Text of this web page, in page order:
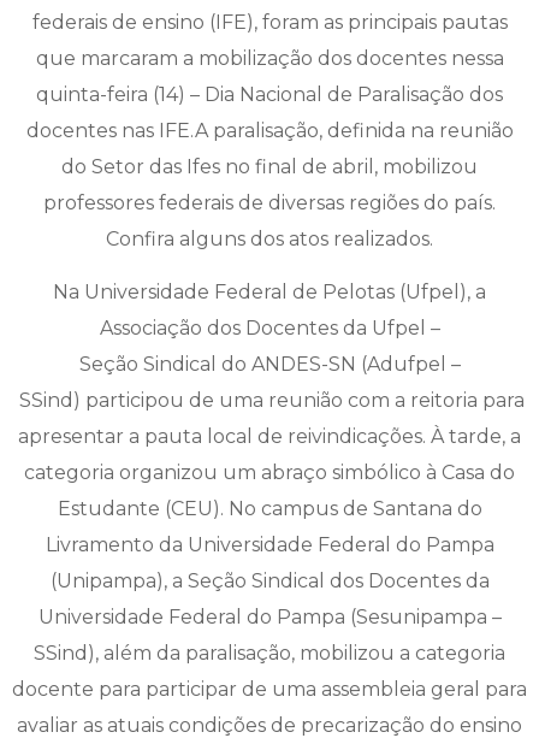
federais de ensino (IFE), foram as principais pautas
que marcaram a mobilização dos docentes nessa
quinta-feira (14) – Dia Nacional de Paralisação dos
docentes nas IFE.A paralisação, definida na reunião
do Setor das Ifes no final de abril, mobilizou
professores federais de diversas regiões do país.
Confira alguns dos atos realizados.
Na Universidade Federal de Pelotas (Ufpel), a
Associação dos Docentes da Ufpel –
Seção Sindical do ANDES-SN (Adufpel –
SSind) participou de uma reunião com a reitoria para
apresentar a pauta local de reivindicações. À tarde, a
categoria organizou um abraço simbólico à Casa do
Estudante (CEU). No campus de Santana do
Livramento da Universidade Federal do Pampa
(Unipampa), a Seção Sindical dos Docentes da
Universidade Federal do Pampa (Sesunipampa –
SSind), além da paralisação, mobilizou a categoria
docente para participar de uma assembleia geral para
avaliar as atuais condições de precarização do ensino